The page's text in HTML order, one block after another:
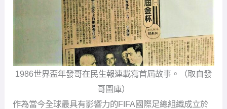
1986世界盃年發哥在民生報連載寫首屆故事。（取自發
哥圖庫）
作為當今全球最具有影響力的FIFA國際足總組織成立於